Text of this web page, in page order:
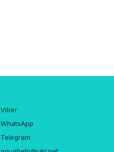
Viber
WhatsApp
Telegram